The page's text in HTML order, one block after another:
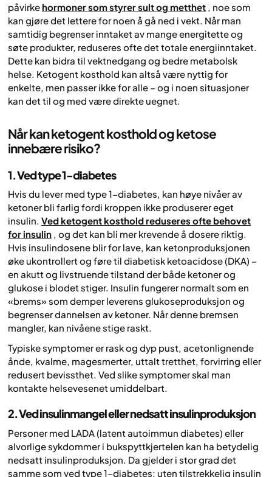
påvirke hormoner som styrer sult og metthet , noe som
kan gjøre det lettere for noen å gå ned i vekt. Når man
samtidig begrenser inntaket av mange energitette og
søte produkter, reduseres ofte det totale energiinntaket.
Dette kan bidra til vektnedgang og bedre metabolsk
helse. Ketogent kosthold kan altså være nyttig for
enkelte, men passer ikke for alle – og i noen situasjoner
kan det til og med være direkte uegnet.
Når kan ketogent kosthold og ketose
innebære risiko?
1. Ved type 1-diabetes
Hvis du lever med type 1-diabetes, kan høye nivåer av
ketoner bli farlig fordi kroppen ikke produserer eget
insulin. Ved ketogent kosthold reduseres ofte behovet
for insulin , og det kan bli mer krevende å dosere riktig.
Hvis insulindosene blir for lave, kan ketonproduksjonen
øke ukontrollert og føre til diabetisk ketoacidose (DKA) –
en akutt og livstruende tilstand der både ketoner og
glukose i blodet stiger. Insulin fungerer normalt som en
«brems» som demper leverens glukoseproduksjon og
begrenser dannelsen av ketoner. Når denne bremsen
mangler, kan nivåene stige raskt.
Typiske symptomer er rask og dyp pust, acetonlignende
ånde, kvalme, magesmerter, uttalt tretthet, forvirring eller
redusert bevissthet. Ved slike symptomer skal man
kontakte helsevesenet umiddelbart.
2. Ved insulinmangel eller nedsatt insulinproduksjon
Personer med LADA (latent autoimmun diabetes) eller
alvorlige sykdommer i bukspyttkjertelen kan ha betydelig
nedsatt insulinproduksjon. Da gjelder i stor grad det
samme som ved type 1-diabetes: uten tilstrekkelig insulin